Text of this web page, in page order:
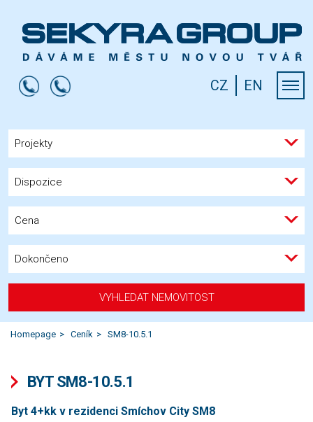
CZ EN
Projekty
Dispozice
Cena
Dokončeno
VYHLEDAT NEMOVITOST
Homepage Ceník SM8-10.5.1
BYT SM8-10.5.1
Byt 4+kk v rezidenci Smíchov City SM8